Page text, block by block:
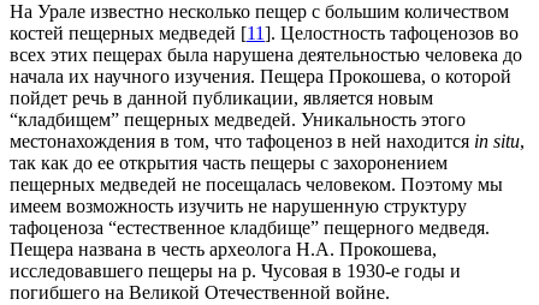
На Урале известно несколько пещер с большим количеством
костей пещерных медведей [11]. Целостность тафоценозов во
всех этих пещерах была нарушена деятельностью человека до
начала их научного изучения. Пещера Прокошева, о которой
пойдет речь в данной публикации, является новым
“кладбищем” пещерных медведей. Уникальность этого
местонахождения в том, что тафоценоз в ней находится in situ,
так как до ее открытия часть пещеры с захоронением
пещерных медведей не посещалась человеком. Поэтому мы
имеем возможность изучить не нарушенную структуру
тафоценоза “естественное кладбище” пещерного медведя.
Пещера названа в честь археолога Н.А. Прокошева,
исследовавшего пещеры на р. Чусовая в 1930-е годы и
погибшего на Великой Отечественной войне.